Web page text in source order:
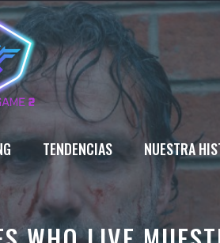
TENDENCIAS NUESTRA